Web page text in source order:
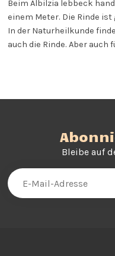
Beim Albilzia lebbeck
einem Meter. Die Rinde
In der Naturheilkunde
auch die Rinde. Aber
Bleibe auf